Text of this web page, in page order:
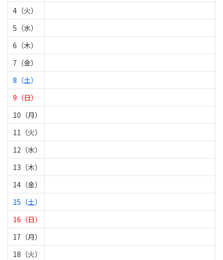
4（火）
5（水）
6（木）
7（金）
8（土）
9（日）
10（月）
11（火）
12（水）
13（木）
14（金）
15（土）
16（日）
17（月）
18（火）